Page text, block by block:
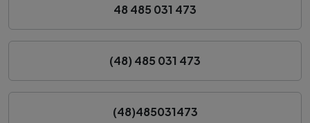
48 485 031 473
(48) 485 031 473
(48)485031473